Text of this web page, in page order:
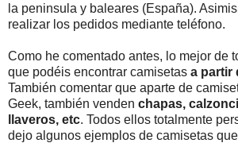
la peninsula y baleares (España).
realizar los pedidos mediante teléfono.
Como he comentado antes, lo mejor de
que podéis encontrar camisetas a partir
También comentar que aparte de
Geek, también venden chapas,
llaveros, etc. Todos ellos totalmente
dejo algunos ejemplos de camisetas